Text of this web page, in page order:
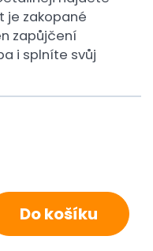
je zakopané
zapůjčení
i splníte svůj
Do košíku